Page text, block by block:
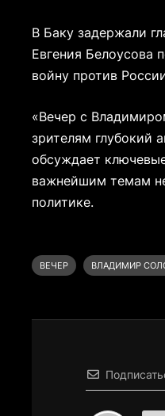
В Баку задержали
Евгения Белоусова
войну против
«Вечер с
зрителям глубокий
обсуждает
важнейшим темам
политике.
ВЕЧЕР ВЛАДИМИР